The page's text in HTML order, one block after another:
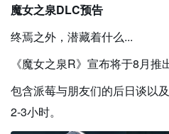
魔女之泉DLC预告
终焉之外，潜藏着什么...
《魔女之泉R》宣布将于8月推
包含派莓与朋友们的后日谈以
2-3小时。